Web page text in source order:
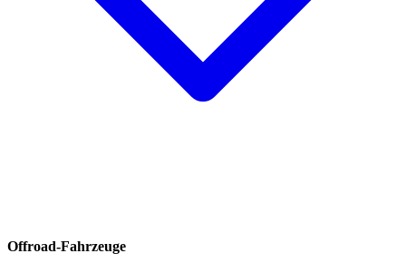
Offroad-Fahrzeuge